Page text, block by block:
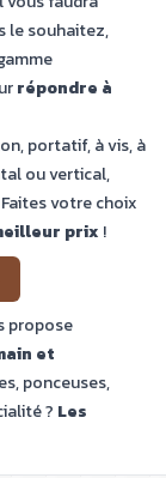
le souhaitez,
répondre à
portatif, à vis, à
ou vertical,
votre choix
prix !
propose
et
ponceuses,
? Les